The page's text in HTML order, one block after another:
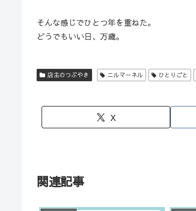
そんな感じでひとつ年を重ねた。
どうでもいい日、万歳。
店主のつぶやき ニルマーネル ひとりごと
X
関連記事